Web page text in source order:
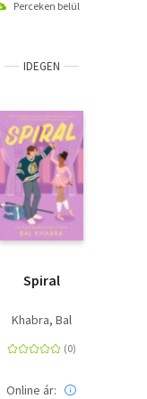
Perceken belül
IDEGEN
Spiral
Khabra, Bal
Online ár: